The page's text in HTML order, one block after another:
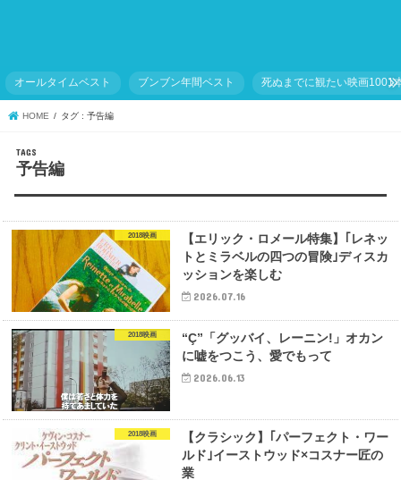
オールタイムベスト ブンブン年間ベスト 死ぬまでに観たい映画1001
HOME タグ : 予告編
予告編
2018映画
【エリック・ロメール特集】｢レネッ
トとミラベルの四つの冒険｣ディスカ
ッションを楽しむ
2026.07.16
2018映画
“Ç”「グッバイ、レーニン!」オカン
に嘘をつこう、愛でもって
2026.06.13
2018映画
【クラシック】｢パーフェクト・ワー
ルド｣イーストウッド×コスナー匠の
業